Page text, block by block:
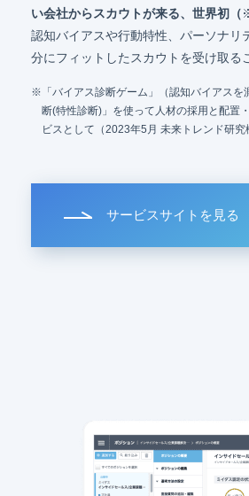
い会社からスカウトが来る、世界初（
認知バイアスや行動特性、パーソナリ
分にフィットしたスカウトを受け取る
「バイアス診断ゲーム」（認知バイアス
断(特性診断)」を使って人材の採用と配置
ビスとして（2023年5月 未来トレンド研究
サービスサイトを見る